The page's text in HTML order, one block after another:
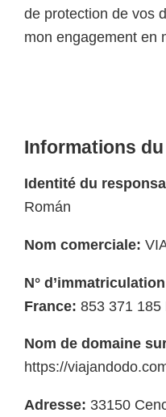
de protection de vos
mon engagement en
Informations
Identité du
Román
Nom comerciale:
N°
France: 853 371 185
Nom de domaine
https://
Adresse: 33150